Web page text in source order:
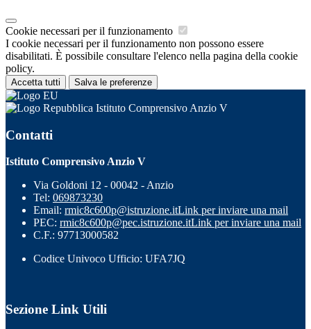
Cookie necessari per il funzionamento
I cookie necessari per il funzionamento non possono essere
disabilitati. È possibile consultare l'elenco nella pagina della cookie
policy.
Accetta tutti Salva le preferenze
Istituto Comprensivo Anzio V
Contatti
Istituto Comprensivo Anzio V
Via Goldoni 12 - 00042 - Anzio
Tel: 069873230
Email: rmic8c600p@istruzione.itLink per inviare una mail
PEC: rmic8c600p@pec.istruzione.itLink per inviare una mail
C.F.: 97713000582
Codice Univoco Ufficio: UFA7JQ
Sezione Link Utili